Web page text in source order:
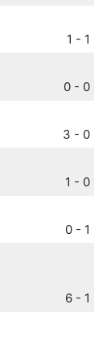
1 - 1
0 - 0
3 - 0
1 - 0
0 - 1
6 - 1